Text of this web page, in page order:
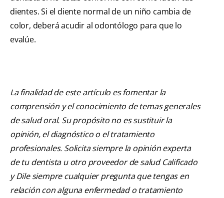
dientes. Si el diente normal de un niño cambia de
color, deberá acudir al odontólogo para que lo
evalúe.
La finalidad de este artículo es fomentar la
comprensión y el conocimiento de temas generales
de salud oral. Su propósito no es sustituir la
opinión, el diagnóstico o el tratamiento
profesionales. Solicita siempre la opinión experta
de tu dentista u otro proveedor de salud Calificado
y Dile siempre cualquier pregunta que tengas en
relación con alguna enfermedad o tratamiento